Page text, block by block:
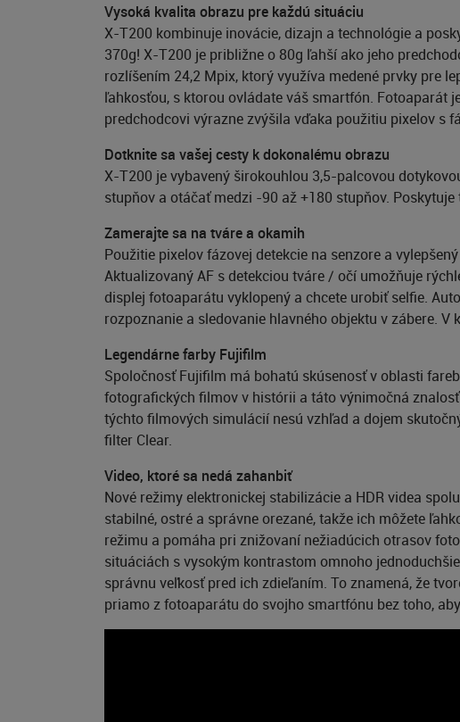
Vysoká kvalita obrazu pre každú situáciu
X-T200 kombinuje inovácie, dizajn a technológie a
370g! X-T200 je približne o 80g ľahší ako jeho
rozlíšením 24,2 Mpix, ktorý využíva medené prvky pre
ľahkosťou, s ktorou ovládate váš smartfón. Fotoaparát
predchodcovi výrazne zvýšila vďaka použitiu pixelov s
Dotknite sa vašej cesty k dokonalému obrazu
X-T200 je vybavený širokouhlou 3,5-palcovou
stupňov a otáčať medzi -90 až +180 stupňov.
Zamerajte sa na tváre a okamih
Použitie pixelov fázovej detekcie na senzore a
Aktualizovaný AF s detekciou tváre / očí umožňuje
displej fotoaparátu vyklopený a chcete urobiť selfie.
rozpoznanie a sledovanie hlavného objektu v zábere.
Legendárne farby Fujifilm
Spoločnosť Fujifilm má bohatú skúsenosť v oblasti
fotografických filmov v histórii a táto výnimočná
týchto filmových simulácií nesú vzhľad a dojem
filter Clear.
Video, ktoré sa nedá zahanbiť
Nové režimy elektronickej stabilizácie a HDR videa
stabilné, ostré a správne orezané, takže ich môžete
režimu a pomáha pri znižovaní nežiadúcich otrasov
situáciách s vysokým kontrastom omnoho
správnu veľkosť pred ich zdieľaním. To znamená, že
priamo z fotoaparátu do svojho smartfónu bez toho,